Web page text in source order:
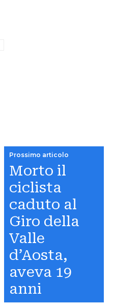
Prossimo articolo
Morto il
ciclista
caduto al
Giro della
Valle
d’Aosta,
aveva 19
anni